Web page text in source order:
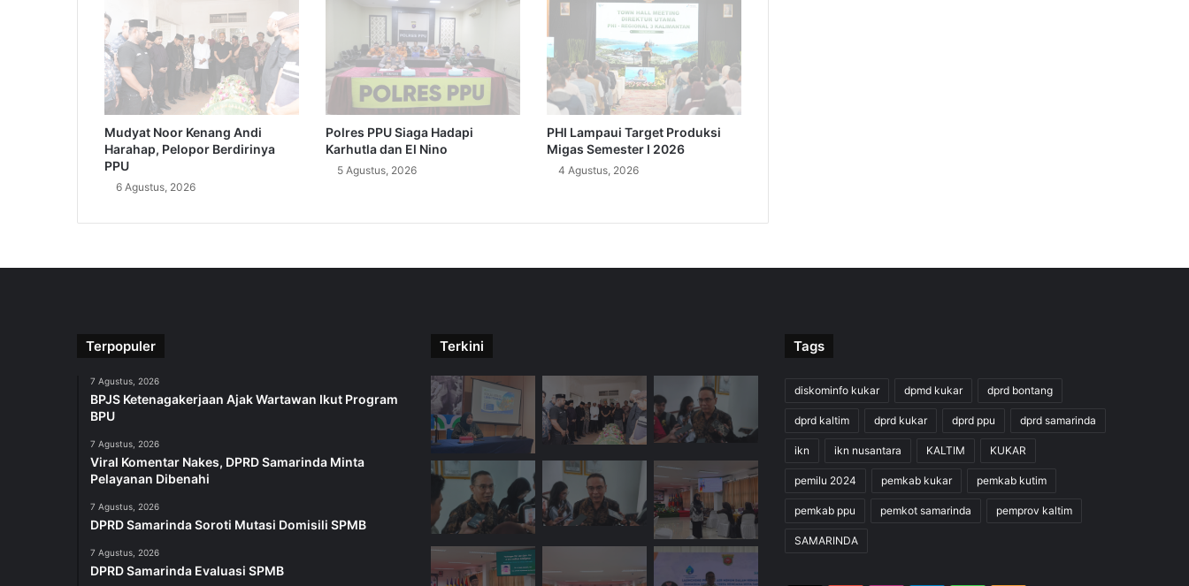
Mudyat Noor Kenang Andi
Harahap, Pelopor Berdirinya
PPU
6 Agustus, 2026
Polres PPU Siaga Hadapi
Karhutla dan El Nino
5 Agustus, 2026
PHI Lampaui Target Produksi
Migas Semester I 2026
4 Agustus, 2026
Terpopuler
7 Agustus, 2026
BPJS Ketenagakerjaan Ajak Wartawan Ikut Program
BPU
7 Agustus, 2026
Viral Komentar Nakes, DPRD Samarinda Minta
Pelayanan Dibenahi
7 Agustus, 2026
DPRD Samarinda Soroti Mutasi Domisili SPMB
7 Agustus, 2026
DPRD Samarinda Evaluasi SPMB
Terkini Tags
diskominfo kukar dpmd kukar dprd bontang
dprd kaltim dprd kukar dprd ppu dprd samarinda
ikn ikn nusantara KALTIM KUKAR
pemilu 2024 pemkab kukar pemkab kutim
pemkab ppu pemkot samarinda pemprov kaltim
SAMARINDA